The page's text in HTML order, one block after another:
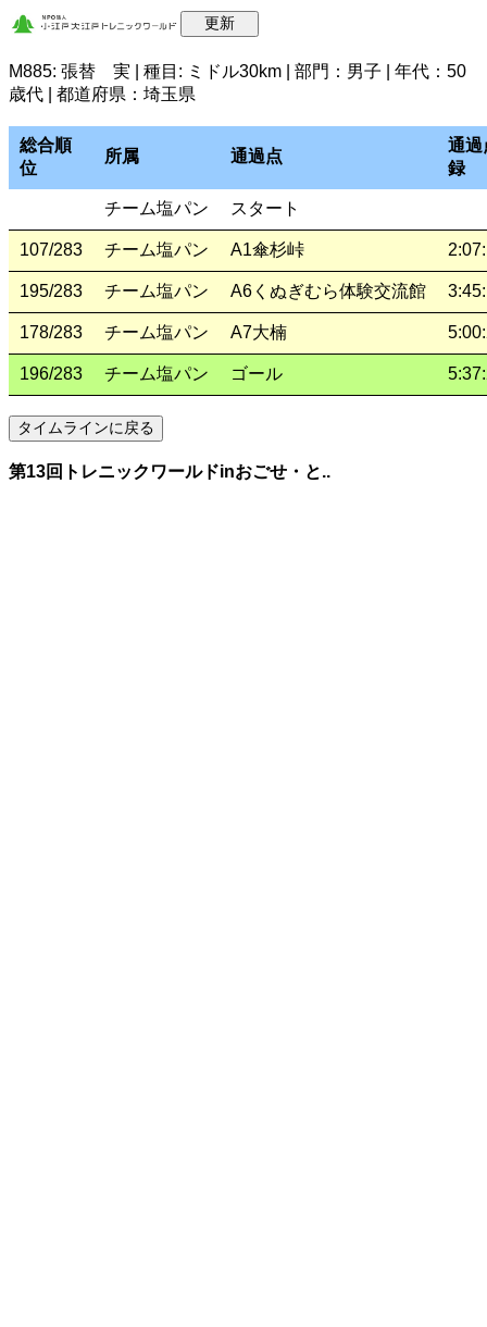
M885: 張替 実 | 種目: ミドル30km | 部門：男子 | 年代：50
歳代 | 都道府県：埼玉県
総合順
位
所属 通過点
通過
録
チーム塩パン スタート
107/283 チーム塩パン A1傘杉峠
195/283 チーム塩パン A6くぬぎむら体験交流館
178/283 チーム塩パン A7大楠
196/283 チーム塩パン ゴール
第13回トレニックワールドinおごせ・と..